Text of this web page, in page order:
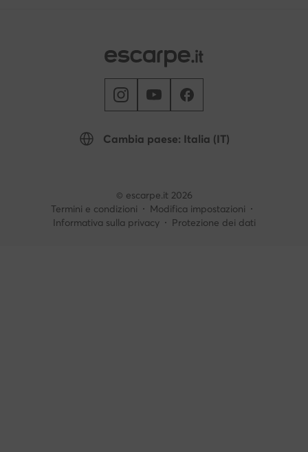
Cambia paese: Italia (IT)
© escarpe.it 2026
Termini e condizioni
Modifica impostazioni
Informativa sulla privacy
Protezione dei dati